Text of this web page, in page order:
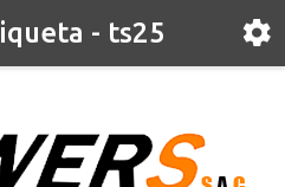
- ts25